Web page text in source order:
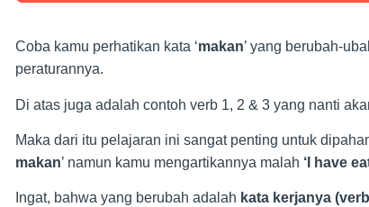
Coba kamu perhatikan kata ‘makan’ yang berubah-
peraturannya.
Di atas juga adalah contoh verb 1, 2 & 3 yang nanti
Maka dari itu pelajaran ini sangat penting untuk
makan’ namun kamu mengartikannya malah ‘I have
Ingat, bahwa yang berubah adalah kata kerjanya